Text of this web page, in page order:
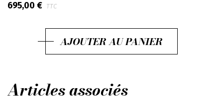
695,00 € TTC
AJOUTER AU PANIER
Articles associés